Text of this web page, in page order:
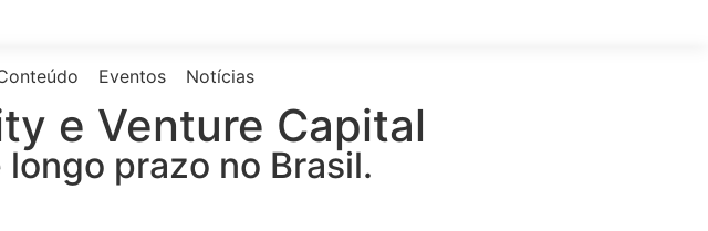
Eventos Notícias
e Venture Capital
prazo no Brasil.